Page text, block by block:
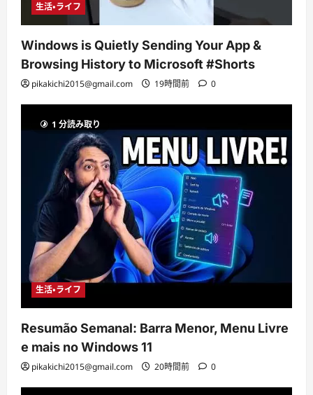
生活・ライフ
Windows is Quietly Sending Your App &
Browsing History to Microsoft #Shorts
pikakichi2015@gmail.com 19時間前 0
1 分読み取り
生活・ライフ
Resumão Semanal: Barra Menor, Menu Livre
e mais no Windows 11
pikakichi2015@gmail.com 20時間前 0